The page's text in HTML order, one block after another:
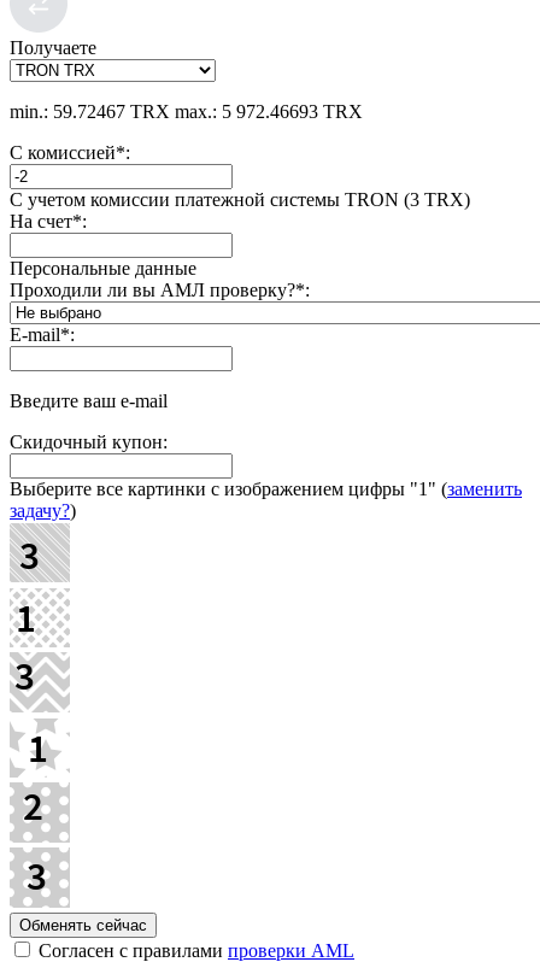
Получаете
min.: 59.72467 TRX max.: 5 972.46693 TRX
С комиссией*:
С учетом комиссии платежной системы TRON (3 TRX)
На счет*:
Персональные данные
Проходили ли вы АМЛ проверку?*:
E-mail*:
Введите ваш e-mail
Скидочный купон:
Выберите все картинки с изображением цифры "1" (заменить
задачу?)
Согласен с правилами проверки AML